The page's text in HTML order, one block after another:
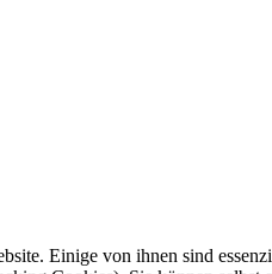
Einige von ihnen sind